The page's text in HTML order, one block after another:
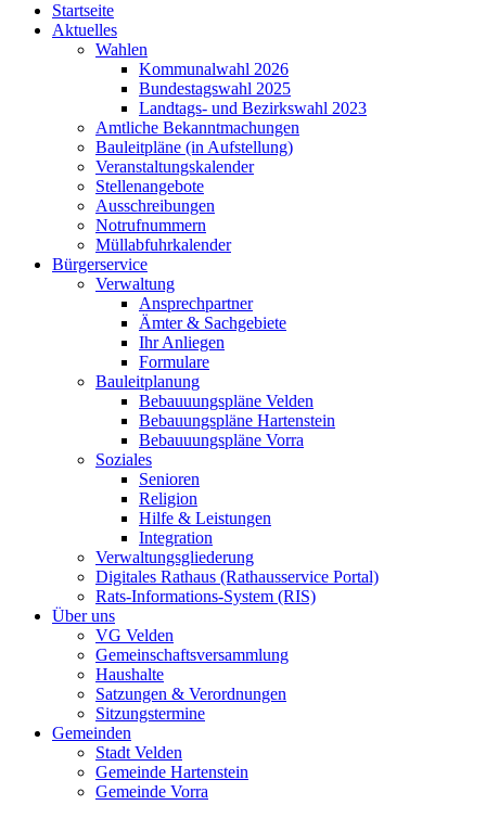
Startseite
Aktuelles
Wahlen
Kommunalwahl 2026
Bundestagswahl 2025
Landtags- und Bezirkswahl 2023
Amtliche Bekanntmachungen
Bauleitpläne (in Aufstellung)
Veranstaltungskalender
Stellenangebote
Ausschreibungen
Notrufnummern
Müllabfuhrkalender
Bürgerservice
Verwaltung
Ansprechpartner
Ämter & Sachgebiete
Ihr Anliegen
Formulare
Bauleitplanung
Bebauuungspläne Velden
Bebauungspläne Hartenstein
Bebauuungspläne Vorra
Soziales
Senioren
Religion
Hilfe & Leistungen
Integration
Verwaltungsgliederung
Digitales Rathaus (Rathausservice Portal)
Rats-Informations-System (RIS)
Über uns
VG Velden
Gemeinschaftsversammlung
Haushalte
Satzungen & Verordnungen
Sitzungstermine
Gemeinden
Stadt Velden
Gemeinde Hartenstein
Gemeinde Vorra